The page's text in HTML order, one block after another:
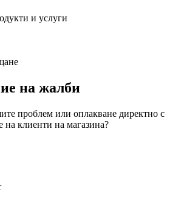
и услуги
на жалби
проблем или оплакване директно с
на клиенти на магазина?